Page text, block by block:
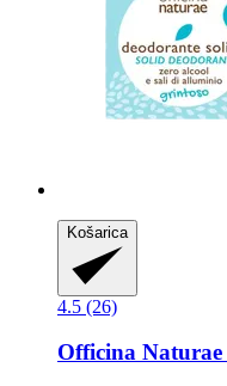
Košarica
4.5 (26)
Officina Naturae